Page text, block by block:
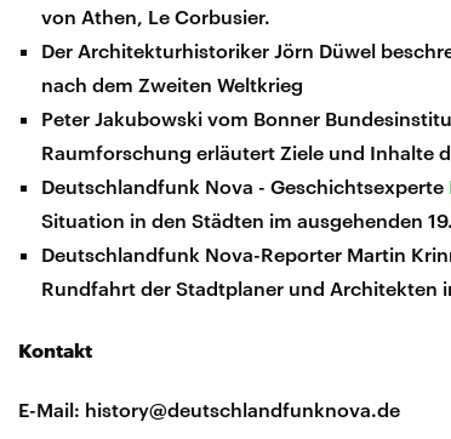
von Athen, Le Corbusier.
Der Architekturhistoriker Jörn Düwel
nach dem Zweiten Weltkrieg
Peter Jakubowski vom Bonner
Raumforschung erläutert Ziele und Inhalte
Deutschlandfunk Nova - Geschichtsexperte
Situation in den Städten im ausgehenden
Deutschlandfunk Nova-Reporter Martin
Rundfahrt der Stadtplaner und Architekten
Kontakt
E-Mail: history@deutschlandfunknova.de